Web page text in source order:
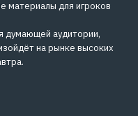
материалы для игроков
думающей аудитории,
на рынке высоких